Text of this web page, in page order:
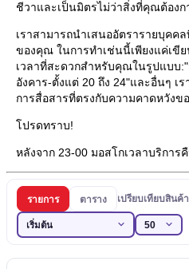
ชีวาและเป็นมิตรไม่ว่าสิ่งที่คุณต้องก
เราสามารถนำเสนออัตรารายบุคค
ของคุณ ในการทำเช่นนี้เพียงแค่เขี
เวลาที่สะดวกสำหรับคุณในรูปแบบ
อังคาร-ตั้งแต่ 20 ถึง 24"และอื่นๆ เ
การสื่อสารที่ตรงกับความคาดหวังข
โปรดทราบ!
หลังจาก 23-00 มอสโกเวลาบริการ
รายการ ตาราง เปรียบเทียบสินค้